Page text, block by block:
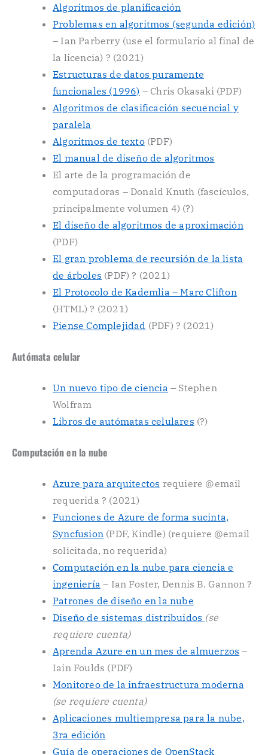
Algoritmos de planificación
Problemas en algoritmos (segunda edición)
– Ian Parberry (use el formulario al final de
la licencia) ? (2021)
Estructuras de datos puramente
funcionales (1996) – Chris Okasaki (PDF)
Algoritmos de clasificación secuencial y
paralela
Algoritmos de texto(PDF)
El manual de diseño de algoritmos
El arte de la programación de
computadoras – Donald Knuth (fascículos,
principalmente volumen 4) (?)
El diseño de algoritmos de aproximación
(PDF)
El gran problema de recursión de la lista
de árboles (PDF) ? (2021)
El Protocolo de Kademlia – Marc Clifton
(HTML) ? (2021)
Piense Complejidad (PDF) ? (2021)
Autómata celular
Un nuevo tipo de ciencia – Stephen
Wolfram
Libros de autómatas celulares (?)
Computación en la nube
Azure para arquitectos requiere @email
requerida ? (2021)
Funciones de Azure de forma sucinta,
Syncfusion (PDF, Kindle) (requiere @email
solicitada, no requerida)
Computación en la nube para ciencia e
ingeniería – Ian Foster, Dennis B. Gannon ?
Patrones de diseño en la nube
Diseño de sistemas distribuidos (se
requiere cuenta)
Aprenda Azure en un mes de almuerzos –
Iain Foulds (PDF)
Monitoreo de la infraestructura moderna
(se requiere cuenta)
Aplicaciones multiempresa para la nube,
3ra edición
Guía de operaciones de OpenStack